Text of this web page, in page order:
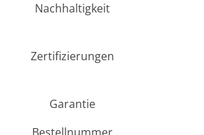
Nachhaltigkeit
Zertifizierungen
Garantie